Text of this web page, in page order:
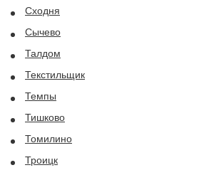
Сходня
Сычево
Талдом
Текстильщик
Темпы
Тишково
Томилино
Троицк